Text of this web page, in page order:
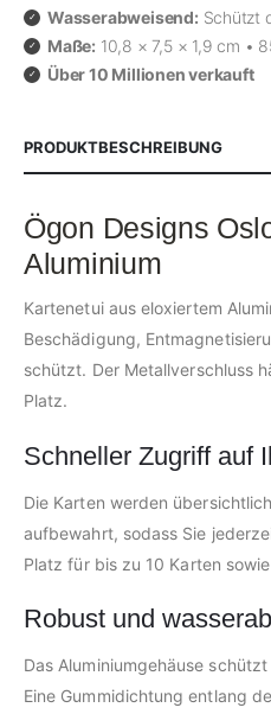
Wasserabweisend: Schützt
Maße: 10,8 × 7,5 × 1,9 cm •
Über 10 Millionen verkauft
PRODUKTBESCHREIBUNG
Ögon Designs
Aluminium
Kartenetui aus eloxiertem
Beschädigung,
schützt. Der Metallverschluss
Platz.
Schneller Zugriff auf
Die Karten werden
aufbewahrt, sodass Sie
Platz für bis zu 10 Karten
Robust und
Das Aluminiumgehäuse
Eine Gummidichtung entlang